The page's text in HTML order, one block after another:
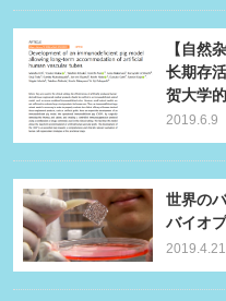
【自然
长期存
贺大学的
2019.6.9
世界の
バイオ
2019.4.21